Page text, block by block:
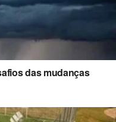
das mudanças